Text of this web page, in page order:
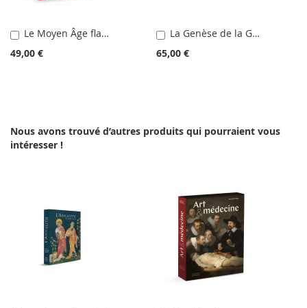
Le Moyen Âge flamboyant
49,00 €
Ajouter
au
panier
La Genèse de la Genèse
65,00 €
Ajouter
au
panier
Nous avons trouvé d’autres produits qui pourraient vous
intéresser !